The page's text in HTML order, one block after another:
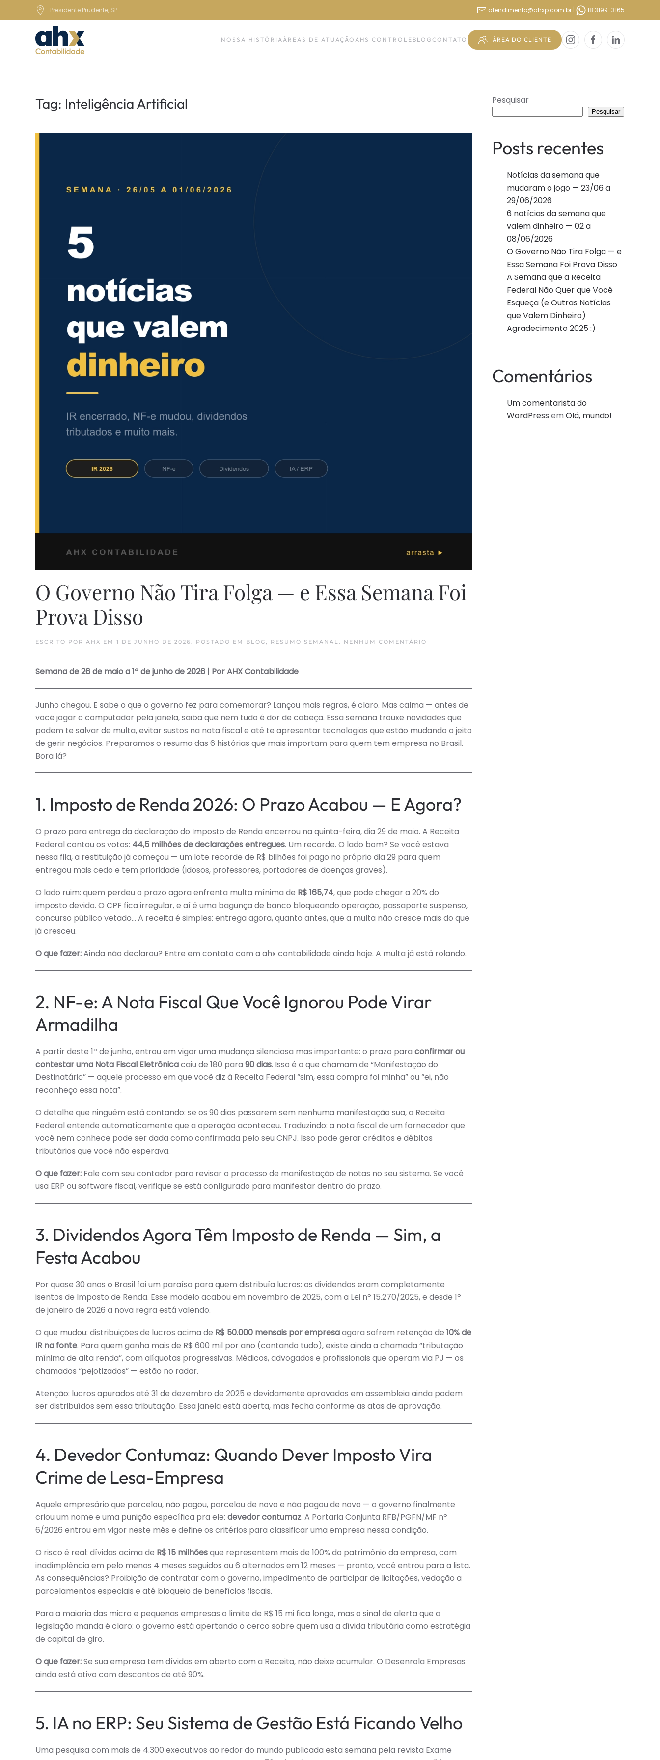
Skip to main content
Presidente Prudente, SP atendimento@ahxp.com.br | 18 3199-3165
NOSSA HISTÓRIAÁREAS DE ATUAÇÃO AHS CONTROLE BLOGCONTATO ÁREA DO CLIENTE
Tag: Inteligência Artificial
O Governo Não Tira Folga — e Essa Semana Foi
Prova Disso
ESCRITO POR AHX EM 1 DE JUNHO DE 2026 . POSTADO EM BLOG RESUMO SEMANAL NENHUM COMENTÁRIO
SEMANA
FOI
PROVA
DISSO
Semana de 26 de maio a 1º de junho de 2026 | Por AHX Contabilidade
Junho chegou. E sabe o que o governo fez para comemorar? Lançou mais regras, é claro. Mas calma — antes de
você jogar o computador pela janela, saiba que nem tudo é dor de cabeça. Essa semana trouxe novidades que
podem te salvar de multa, evitar sustos na nota fiscal e até te apresentar tecnologias que estão mudando o jeito
de gerir negócios. Preparamos o resumo das 6 histórias que mais importam para quem tem empresa no Brasil.
Bora lá?
1. Imposto de Renda 2026: O Prazo Acabou — E Agora?
O prazo para entrega da declaração do Imposto de Renda encerrou na quinta-feira, dia 29 de maio. A Receita
Federal contou os votos: 44,5 milhões de declarações entregues. Um recorde. O lado bom? Se você estava
nessa fila, a restituição já começou — um lote recorde de R$ bilhões foi pago no próprio dia 29 para quem
entregou mais cedo e tem prioridade (idosos, professores, portadores de doenças graves).
O lado ruim: quem perdeu o prazo agora enfrenta multa mínima de R$ 165,74, que pode chegar a 20% do
imposto devido. O CPF fica irregular, e aí é uma bagunça de banco bloqueando operação, passaporte suspenso,
concurso público vetado… A receita é simples: entrega agora, quanto antes, que a multa não cresce mais do que
já cresceu.
O que fazer:Ainda não declarou? Entre em contato com a ahx contabilidade ainda hoje. A multa já está rolando.
2. NF-e: A Nota Fiscal Que Você Ignorou Pode Virar
Armadilha
A partir deste 1º de junho, entrou em vigor uma mudança silenciosa mas importante: o prazo para confirmar ou
contestar uma Nota Fiscal Eletrônicacaiu de 180 para 90 dias. Isso é o que chamam de “Manifestação do
Destinatário” — aquele processo em que você diz à Receita Federal “sim, essa compra foi minha” ou “ei, não
reconheço essa nota”.
O detalhe que ninguém está contando: se os 90 dias passarem sem nenhuma manifestação sua, a Receita
Federal entende automaticamente que a operação aconteceu. Traduzindo: a nota fiscal de um fornecedor que
você nem conhece pode ser dada como confirmada pelo seu CNPJ. Isso pode gerar créditos e débitos
tributários que você não esperava.
O que fazer: Fale com seu contador para revisar o processo de manifestação de notas no seu sistema. Se você
usa ERP ou software fiscal, verifique se está configurado para manifestar dentro do prazo.
3. Dividendos Agora Têm Imposto de Renda — Sim, a
Festa Acabou
Por quase 30 anos o Brasil foi um paraíso para quem distribuía lucros: os dividendos eram completamente
isentos de Imposto de Renda. Esse modelo acabou em novembro de 2025, com a Lei nº 15.270/2025, e desde 1º
de janeiro de 2026 a nova regra está valendo.
O que mudou: distribuições de lucros acima de R$ 50.000 mensais por empresaagora sofrem retenção de 10% de
IR na fonte. Para quem ganha mais de R$ 600 mil por ano (contando tudo), existe ainda a chamada “tributação
mínima de alta renda”, com alíquotas progressivas. Médicos, advogados e profissionais que operam via PJ — os
chamados “pejotizados” — estão no radar.
Atenção: lucros apurados até 31 de dezembro de 2025 e devidamente aprovados em assembleia ainda podem
ser distribuídos sem essa tributação. Essa janela está aberta, mas fecha conforme as atas de aprovação.
4. Devedor Contumaz: Quando Dever Imposto Vira
Crime de Lesa-Empresa
Aquele empresário que parcelou, não pagou, parcelou de novo e não pagou de novo — o governo finalmente
criou um nome e uma punição específica pra ele: devedor contumaz. A Portaria Conjunta RFB/PGFN/MF nº
6/2026 entrou em vigor neste mês e define os critérios para classificar uma empresa nessa condição.
O risco é real: dívidas acima de R$ 15 milhõesque representem mais de 100% do patrimônio da empresa, com
inadimplência em pelo menos 4 meses seguidos ou 6 alternados em 12 meses — pronto, você entrou para a lista.
As consequências? Proibição de contratar com o governo, impedimento de participar de licitações, vedação a
parcelamentos especiais e até bloqueio de benefícios fiscais.
Para a maioria das micro e pequenas empresas o limite de R$ 15 mi fica longe, mas o sinal de alerta que a
legislação manda é claro: o governo está apertando o cerco sobre quem usa a dívida tributária como estratégia
de capital de giro.
O que fazer:Se sua empresa tem dívidas em aberto com a Receita, não deixe acumular. O Desenrola Empresas
ainda está ativo com descontos de até 90%.
5. IA no ERP: Seu Sistema de Gestão Está Ficando Velho
Uma pesquisa com mais de 4.300 executivos ao redor do mundo publicada esta semana pela revista Exame
Pesquisar
Pesquisar
Posts recentes
Notícias da semana que
mudaram o jogo — 23/06 a
29/06/2026
6 notícias da semana que
valem dinheiro — 02 a
08/06/2026
O Governo Não Tira Folga — e
Essa Semana Foi Prova Disso
A Semana que a Receita
Federal Não Quer que Você
Esqueça (e Outras Notícias
que Valem Dinheiro)
Agradecimento 2025 :)
Comentários
Um comentarista do
WordPress em Olá, mundo!